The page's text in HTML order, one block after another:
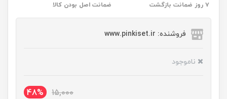
۷ روز ضمانت بازگشت ضمانت اصل بودن کالا
فروشنده: www.pinkiset.ir
ناموجود
15,000
48%